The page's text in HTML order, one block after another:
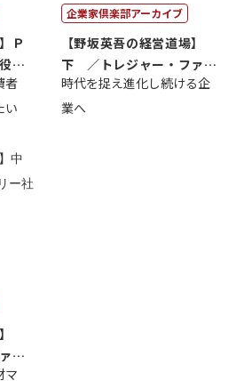
Ｐ
会
者
い
企業家倶楽部アーカイブ
【野坂英吾の経営道場】
下 ／トレジャー・ファク
トリー社長野坂...
時代を捉え進化し続ける企
業へ
ク
マ